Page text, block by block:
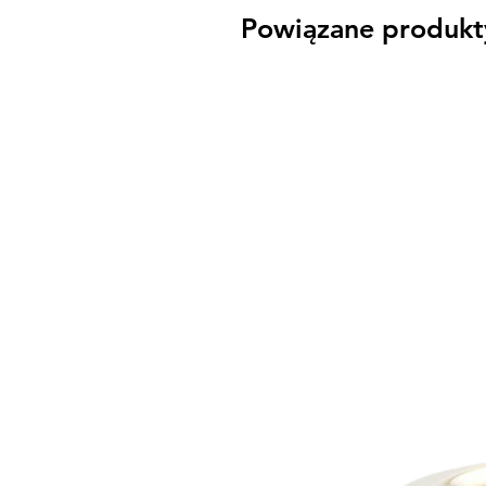
Powiązane